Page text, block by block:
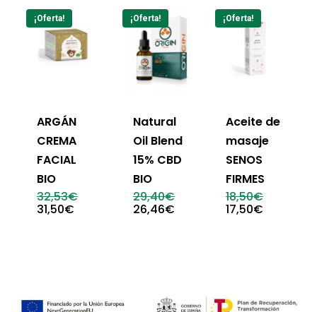
¡Oferta!
ARGÁN
CREMA
FACIAL
BIO
32,53€El
31,50€El
¡Oferta!
Natural
Oil Blend
15% CBD
BIO
29,40€El
26,46€
¡Oferta!
Aceite de
masaje
SENOS
FIRMES
18,50€El
17,50€